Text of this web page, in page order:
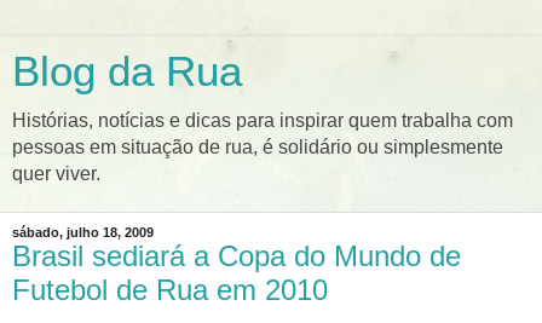
Blog da Rua
Histórias, notícias e dicas para inspirar quem trabalha com
pessoas em situação de rua, é solidário ou simplesmente
quer viver.
sábado, julho 18, 2009
Brasil sediará a Copa do Mundo de
Futebol de Rua em 2010